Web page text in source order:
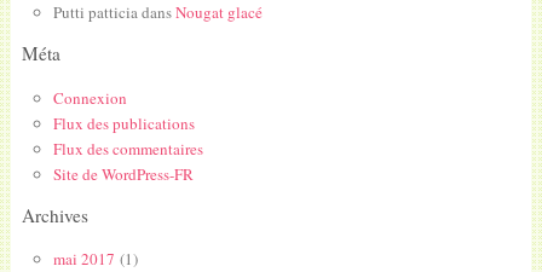
Putti patticiadansNougat glacé
Méta
Connexion
Flux des publications
Flux des commentaires
Site de WordPress-FR
Archives
mai 2017 (1)